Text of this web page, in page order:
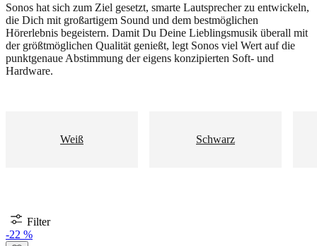
Sonos hat sich zum Ziel gesetzt, smarte Lautsprecher zu entwickeln,
die Dich mit großartigem Sound und dem bestmöglichen
Hörerlebnis begeistern. Damit Du Deine Lieblingsmusik überall mit
der größtmöglichen Qualität genießt, legt Sonos viel Wert auf die
punktgenaue Abstimmung der eigens konzipierten Soft- und
Hardware.
Weiß Schwarz
Filter
-22 %